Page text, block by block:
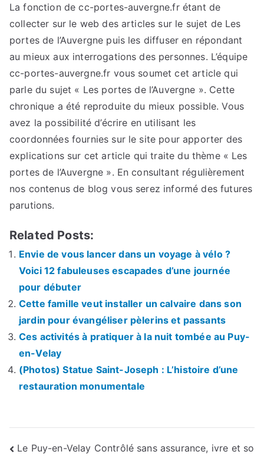
La fonction de cc-portes-auvergne.fr étant de
collecter sur le web des articles sur le sujet de Les
portes de l’Auvergne puis les diffuser en répondant
au mieux aux interrogations des personnes. L’équipe
cc-portes-auvergne.fr vous soumet cet article qui
parle du sujet « Les portes de l’Auvergne ». Cette
chronique a été reproduite du mieux possible. Vous
avez la possibilité d’écrire en utilisant les
coordonnées fournies sur le site pour apporter des
explications sur cet article qui traite du thème « Les
portes de l’Auvergne ». En consultant régulièrement
nos contenus de blog vous serez informé des futures
parutions.
Related Posts:
Envie de vous lancer dans un voyage à vélo ?
Voici 12 fabuleuses escapades d’une journée
pour débuter
Cette famille veut installer un calvaire dans son
jardin pour évangéliser pèlerins et passants
Ces activités à pratiquer à la nuit tombée au Puy-
en-Velay
(Photos) Statue Saint-Joseph : L’histoire d’une
restauration monumentale
Navigation
Le Puy-en-Velay Contrôlé sans assurance, ivre et so